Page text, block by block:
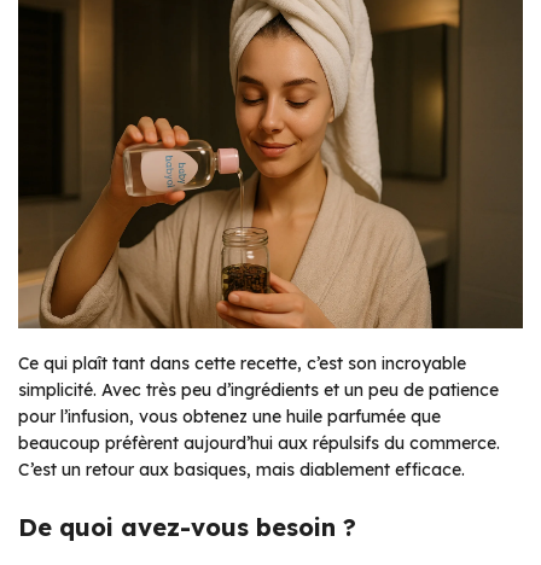
Ce qui plaît tant dans cette recette, c’est son incroyable
simplicité. Avec très peu d’ingrédients et un peu de patience
pour l’infusion, vous obtenez une huile parfumée que
beaucoup préfèrent aujourd’hui aux répulsifs du commerce.
C’est un retour aux basiques, mais diablement efficace.
De quoi avez-vous besoin ?